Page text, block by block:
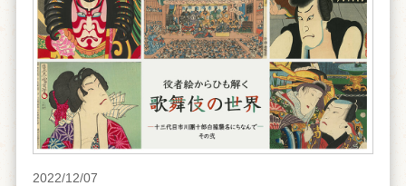
2022/12/07